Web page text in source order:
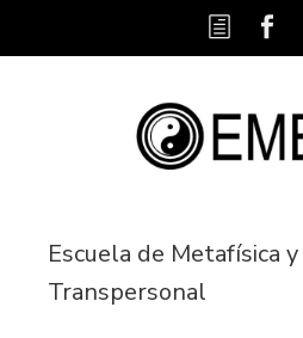
Escuela de Metafísica
Transpersonal